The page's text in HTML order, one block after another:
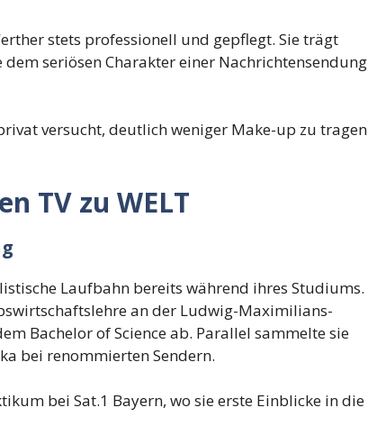
stets professionell und gepflegt. Sie trägt
seriösen Charakter einer Nachrichtensendung
versucht, deutlich weniger Make-up zu tragen
TV zu WELT
Laufbahn bereits während ihres Studiums.
an der Ludwig-Maximilians-
Bachelor of Science ab. Parallel sammelte sie
bei renommierten Sendern.
bei Sat.1 Bayern, wo sie erste Einblicke in die